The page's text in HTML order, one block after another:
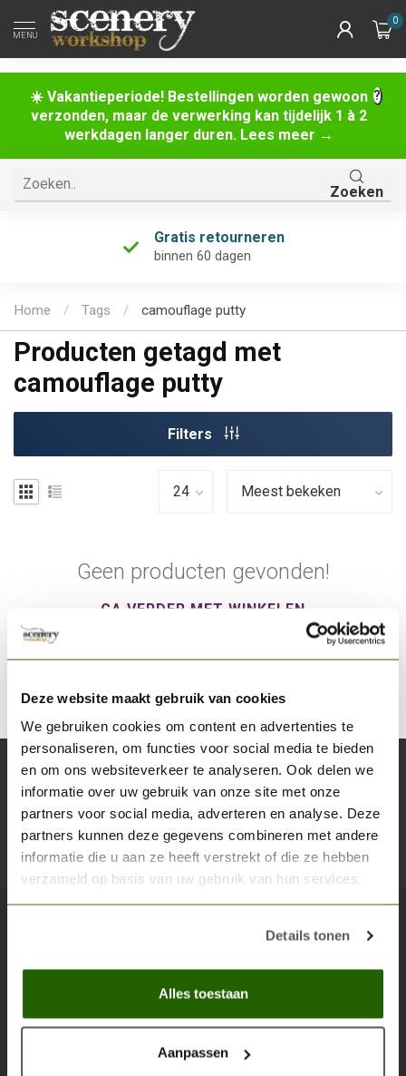
Deze website maakt gebruik van cookies
We gebruiken cookies om content en advertenties te
personaliseren, om functies voor social media te bieden
en om ons websiteverkeer te analyseren. Ook delen we
informatie over uw gebruik van onze site met onze
partners voor social media, adverteren en analyse. Deze
partners kunnen deze gegevens combineren met andere
informatie die u aan ze heeft verstrekt of die ze hebben
verzameld op basis van uw gebruik van hun services.
Details tonen
Alles toestaan
Aanpassen
☀️ Vakantieperiode! Bestellingen worden gewoon
verzonden, maar de verwerking kan tijdelijk 1 à 2
werkdagen langer duren. Lees meer →
MENU
0
Zoeken
Gratis retourneren
binnen 60 dagen
Home / Tags / camouflage putty
Producten getagd met
camouflage putty
Filters
Geen producten gevonden!
GA VERDER MET WINKELEN
Abonneer je op onze nieuwsbrief
Blijf op de hoogte over onze laatste acties
Alles voor je miniature wargaming en scenery
Grootstalselaan 46